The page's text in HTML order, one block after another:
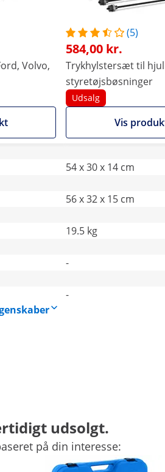
Volvo,
(5)
584,00 kr.
Trykhylstersæt til
styretøjsbøsninger
Udsalg
Vis
54 x 30 x 14 cm
56 x 32 x 15 cm
19.5 kg
-
-
udsolgt.
på din interesse: